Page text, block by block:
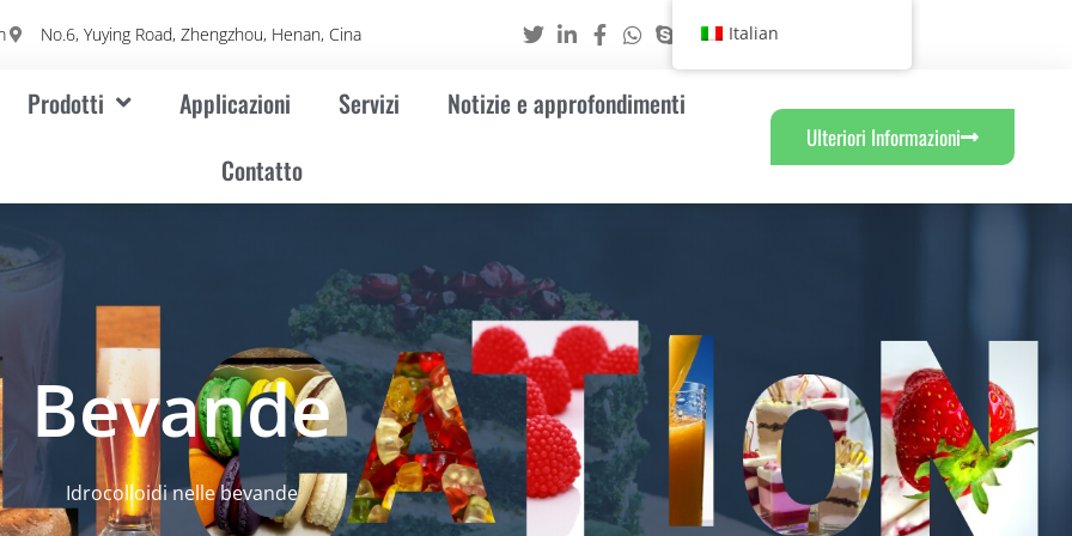
No.6, Yuying Road, Zhengzhou, Henan, Cina
Prodotti Applicazioni Servizi
Notizie e approfondimenti
Contatto
Ulteriori Informazioni
Bevande
Idrocolloidi nelle bevande
Italian